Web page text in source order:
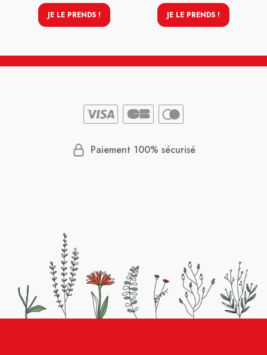
JE LE PRENDS ! JE LE PRENDS !
Paiement 100% sécurisé